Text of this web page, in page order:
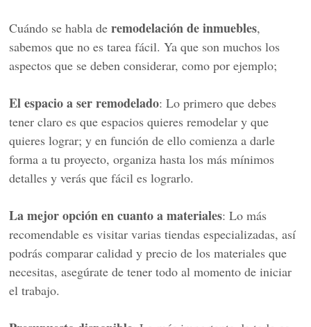
Cuándo se habla deremodelación de inmuebles,
sabemos que no es tarea fácil. Ya que son muchos los
aspectos que se deben considerar, como por ejemplo;
El espacio a ser remodelado: Lo primero que debes
tener claro es que espacios quieres remodelar y que
quieres lograr; y en función de ello comienza a darle
forma a tu proyecto, organiza hasta los más mínimos
detalles y verás que fácil es lograrlo.
La mejor opción en cuanto a materiales: Lo más
recomendable es visitar varias tiendas especializadas, así
podrás comparar calidad y precio de los materiales que
necesitas, asegúrate de tener todo al momento de iniciar
el trabajo.